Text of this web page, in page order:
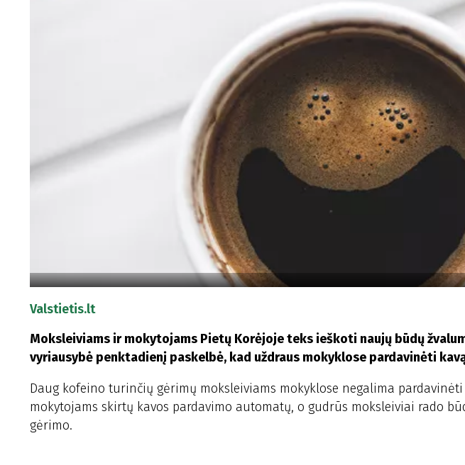
Valstietis.lt
Moksleiviams ir mokytojams Pietų Korėjoje teks ieškoti naujų būdų
vyriausybė penktadienį paskelbė, kad uždraus mokyklose pardavinėti
Daug kofeino turinčių gėrimų moksleiviams mokyklose negalima pardavinėti
mokytojams skirtų kavos pardavimo automatų, o gudrūs moksleiviai rado
gėrimo.